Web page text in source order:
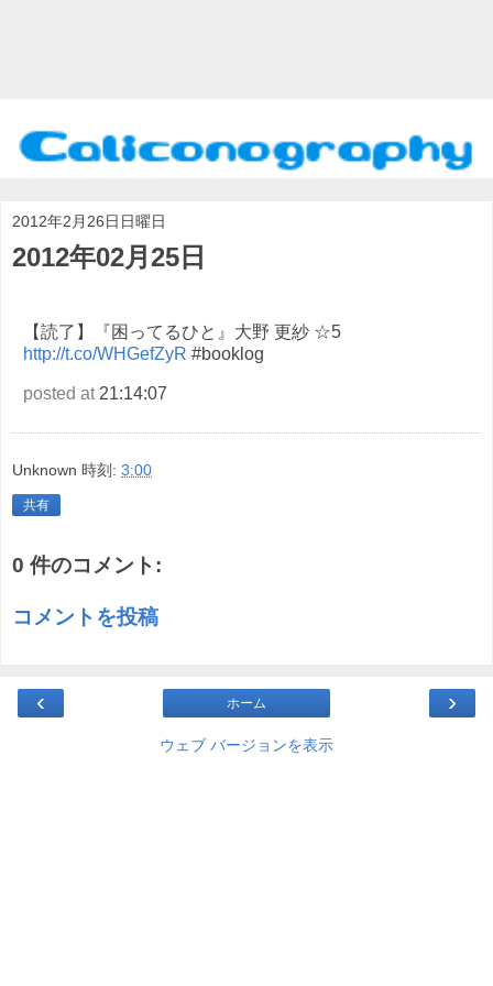
2012年2月26日日曜日
2012年02月25日
【読了】『困ってるひと』大野 更紗 ☆5
http://t.co/WHGefZyR #booklog
posted at21:14:07
Unknown 時刻: 3:00
共有
0 件のコメント:
コメントを投稿
‹ ›
ホーム
ウェブ バージョンを表示